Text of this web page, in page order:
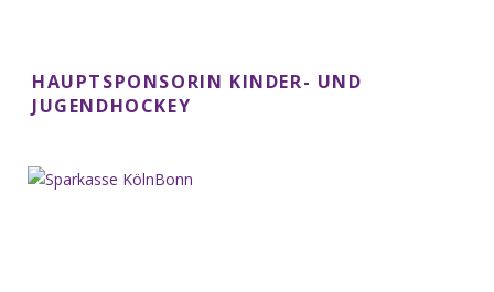
HAUPTSPONSORIN KINDER- UND
JUGENDHOCKEY